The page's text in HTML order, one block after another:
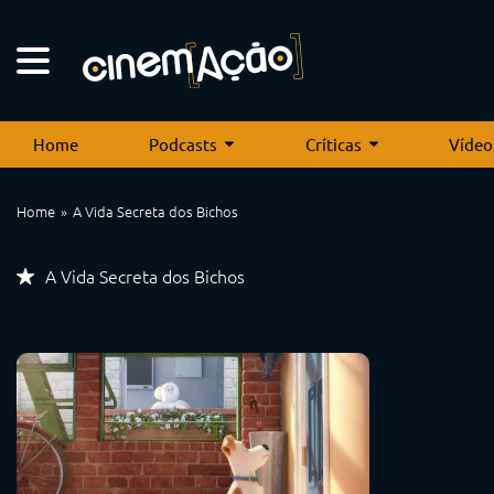
Home Podcasts Críticas
Home A Vida Secreta dos Bichos
A Vida Secreta dos Bichos